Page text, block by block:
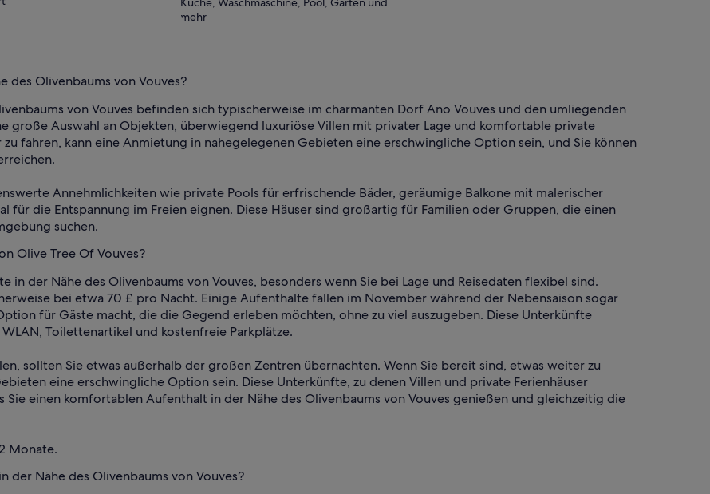
mehr
des Olivenbaums von Vouves?
von Vouves befinden sich typischerweise im charmanten Dorf Ano Vouves und den umliegenden
große Auswahl an Objekten, überwiegend luxuriöse Villen mit privater Lage und komfortable private
fahren, kann eine Anmietung in nahegelegenen Gebieten eine erschwingliche Option sein, und Sie können
Annehmlichkeiten wie private Pools für erfrischende Bäder, geräumige Balkone mit malerischer
für die Entspannung im Freien eignen. Diese Häuser sind großartig für Familien oder Gruppen, die einen
suchen.
Olive Tree Of Vouves?
der Nähe des Olivenbaums von Vouves, besonders wenn Sie bei Lage und Reisedaten flexibel sind.
bei etwa 70 £ pro Nacht. Einige Aufenthalte fallen im November während der Nebensaison sogar
für Gäste macht, die die Gegend erleben möchten, ohne zu viel auszugeben. Diese Unterkünfte
Toilettenartikel und kostenfreie Parkplätze.
sollten Sie etwas außerhalb der großen Zentren übernachten. Wenn Sie bereit sind, etwas weiter zu
eine erschwingliche Option sein. Diese Unterkünfte, zu denen Villen und private Ferienhäuser
einen komfortablen Aufenthalt in der Nähe des Olivenbaums von Vouves genießen und gleichzeitig die
Monate.
der Nähe des Olivenbaums von Vouves?